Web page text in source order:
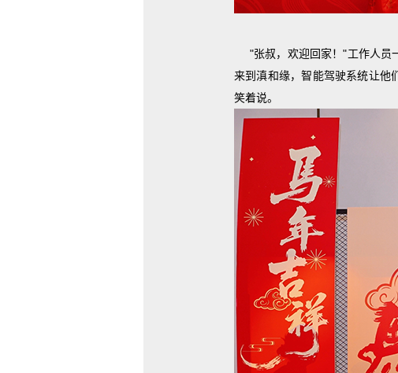
"张叔，欢迎回家！"工作人员
来到滇和缘，智能驾驶系统让他
笑着说。